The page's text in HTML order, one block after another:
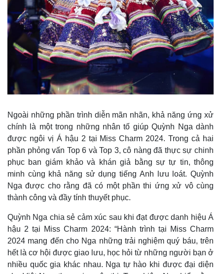
Pháp luật
Vụ án
Tin nóng
Quân sự - Quốc phòng
Vũ khí
Việt Nam
Ngoài những phần trình diễn mãn nhãn, khả năng ứng xử
chính là một trong những nhân tố giúp Quỳnh Nga dành
được ngôi vị Á hậu 2 tại Miss Charm 2024. Trong cả hai
phần phỏng vấn Top 6 và Top 3, cô nàng đã thực sự chinh
phục ban giám khảo và khán giả bằng sự tự tin, thông
minh cùng khả năng sử dụng tiếng Anh lưu loát. Quỳnh
Nga được cho rằng đã có một phần thi ứng xử vô cùng
thành công và đầy tính thuyết phục.
Quỳnh Nga chia sẻ cảm xúc sau khi đạt được danh hiệu Á
hậu 2 tại Miss Charm 2024: “Hành trình tại Miss Charm
2024 mang đến cho Nga những trải nghiệm quý báu, trên
hết là cơ hội được giao lưu, học hỏi từ những người bạn ở
nhiều quốc gia khác nhau. Nga tự hào khi được đại diện